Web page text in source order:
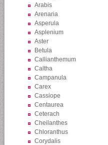
Arabis
Arenaria
Asperula
Asplenium
Aster
Betula
Callianthemum
Caltha
Campanula
Carex
Cassiope
Centaurea
Ceterach
Cheilanthes
Chloranthus
Corydalis